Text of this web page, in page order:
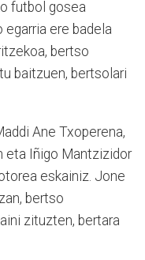
futbol gosea
egarria ere badela
bertso
baitzuen, bertsolari
Ane Txoperena,
eta Iñigo Mantzizidor
eskainiz. Jone
bertso
zituzten, bertara